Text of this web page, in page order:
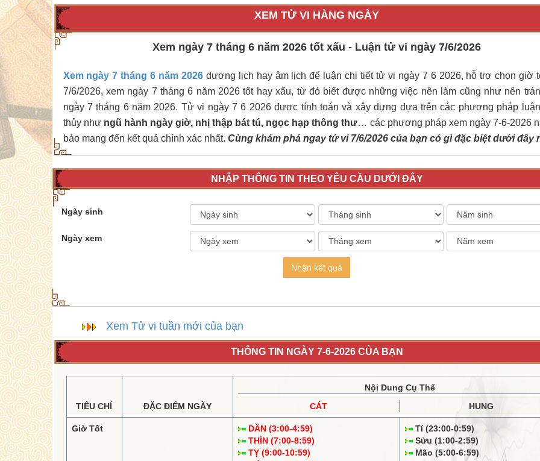
XEM TỬ VI HÀNG NGÀY
Xem ngày 7 tháng 6 năm 2026 tốt xấu - Luận tử vi ngày 7/6/2026
Xem ngày 7 tháng 6 năm 2026dương lịch hay âm lịch để luận chi tiết tử vi ngày 7 6 2026, hỗ trợ chọn giờ
7/6/2026, xem ngày 7 tháng 6 năm 2026 tốt hay xấu, từ đó biết được những việc nên làm cũng như nên
ngày 7 tháng 6 năm 2026. Tử vi ngày 7 6 2026 được tính toán và xây dựng dựa trên các phương pháp
thủy như ngũ hành ngày giờ, nhị thập bát tú, ngọc hạp thông thư… các phương pháp xem ngày 7-6-2026
bảo mang đến kết quả chính xác nhất. Cùng khám phá ngay tử vi 7/6/2026 của bạn có gì đặc biệt dưới đây
NHẬP THÔNG TIN THEO YÊU CẦU DƯỚI ĐÂY
Ngày sinh
Ngày xem
Nhận kết quả
Xem Tử vi tuần mới của bạn
THÔNG TIN NGÀY 7-6-2026 CỦA BẠN
TIÊU CHÍ ĐẶC ĐIỂM NGÀY
Nội Dung Cụ Thể
CÁT
HUNG
Giờ Tốt
DẦN (3:00-4:59)
THÌN (7:00-8:59)
TỴ (9:00-10:59)
Tí (23:00-0:59)
Sửu (1:00-2:59)
Mão (5:00-6:59)